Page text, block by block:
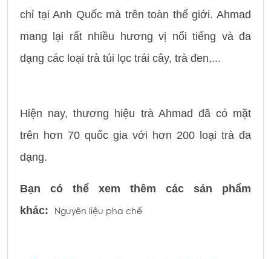
chỉ tại Anh Quốc mà trên toàn thế giới. Ahmad
mang lại rất nhiều hương vị nổi tiếng và đa
dạng các loại trà túi lọc trái cây, trà đen,...
Hiện nay, thương hiệu trà Ahmad đã có mặt
trên hơn 70 quốc gia với hơn 200 loại trà đa
dạng.
Bạn có thể xem thêm các sản phẩm
khác: Nguyên liệu pha chế